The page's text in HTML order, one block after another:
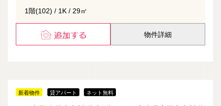
1階(102) / 1K / 29㎡
物件詳細
新着物件 貸アパート ネット無料